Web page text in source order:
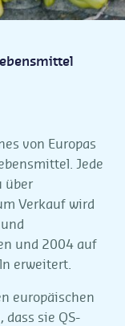
von Europas
Jede
über
Verkauf wird
und 2004 auf
erweitert.
europäischen
dass sie QS-